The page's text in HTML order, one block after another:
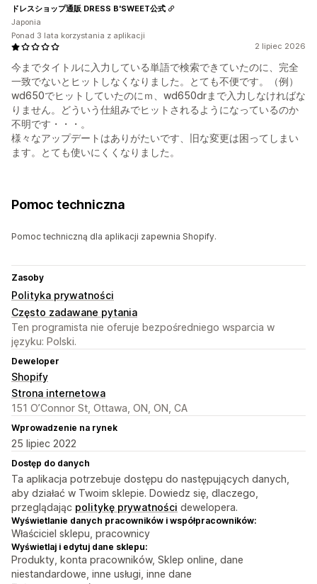
2 lipiec 2026
今までタイトルに入力している単語で検索できていたのに、完全
一致でないとヒットしなくなりました。とても不便です。（例）
wd650でヒットしていたのにｍ、wd650drまで入力しなければな
りません。どういう仕組みでヒットされるようになっているのか
不明です・・・。
様々なアップデートはありがたいです、旧な変更は困ってしまい
ます。とても使いにくくなりました。
ドレスショップ通販 DRESS B'SWEET公式
Japonia
Ponad 3 lata korzystania z aplikacji
Pomoc techniczna
Pomoc techniczną dla aplikacji zapewnia Shopify.
Zasoby
Polityka prywatności
Często zadawane pytania
Ten programista nie oferuje bezpośredniego wsparcia w
języku: Polski.
Deweloper
Shopify
Strona internetowa
151 O’Connor St, Ottawa, ON, ON, CA
Wprowadzenie na rynek
25 lipiec 2022
Dostęp do danych
Ta aplikacja potrzebuje dostępu do następujących danych,
aby działać w Twoim sklepie. Dowiedz się, dlaczego,
przeglądając politykę prywatności dewelopera.
Wyświetlanie danych pracowników i współpracowników:
Właściciel sklepu, pracownicy
Wyświetlaj i edytuj dane sklepu:
Produkty, konta pracowników, Sklep online, dane
niestandardowe, inne usługi, inne dane